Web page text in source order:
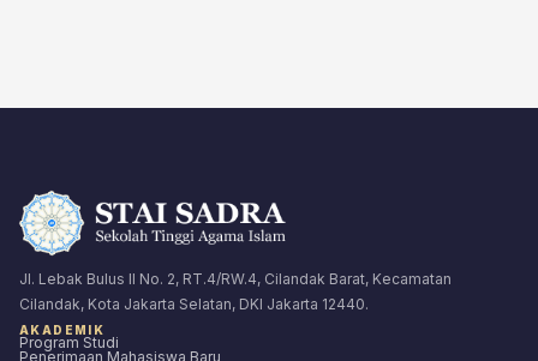
Jl. Lebak Bulus II No. 2, RT.4/RW.4, Cilandak Barat, Kecamatan
Cilandak, Kota Jakarta Selatan, DKI Jakarta 12440.
AKADEMIK
Program Studi
Penerimaan Mahasiswa Baru